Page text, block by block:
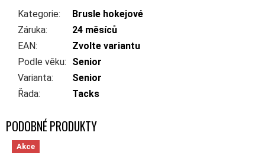
Kategorie:
Brusle hokejové
Záruka:
24 měsíců
EAN:
Zvolte variantu
Podle věku:
Senior
Varianta:
Senior
Řada: Tacks
Akce